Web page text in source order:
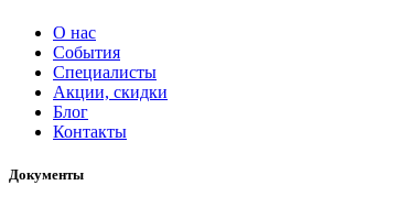
О нас
События
Специалисты
Акции, скидки
Блог
Контакты
Документы